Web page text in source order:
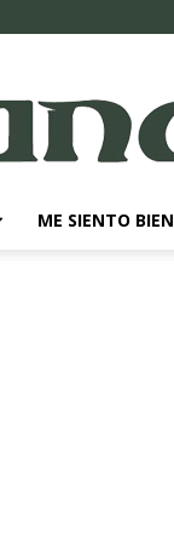
ME SIENTO BIEN